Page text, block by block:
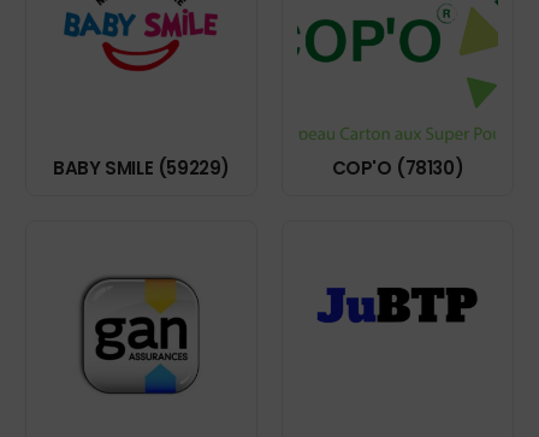
BABY SMILE (59229) COP'O (78130)